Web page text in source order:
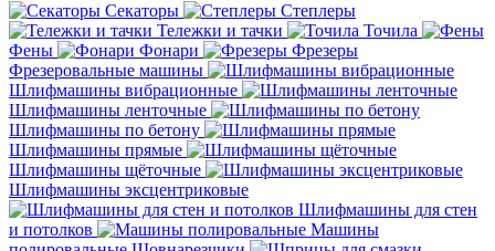
Секаторы
Степлеры
Тележки и тачки
Точила
Фены
Фонари
Фрезеры
Фрезеровальные машины
Шлифмашины вибрационные
Шлифмашины ленточные
Шлифмашины по бетону
Шлифмашины прямые
Шлифмашины щёточные
Шлифмашины эксцентриковые
Шлифмашины для стен
и потолков
Машины